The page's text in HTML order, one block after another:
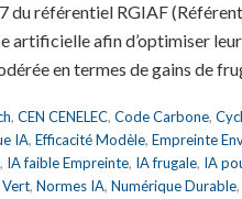
référentiel RGIAF
artificielle afin d’optimiser
en termes de gains de
, CEN CENELEC, Code Carbone,
IA, Efficacité Modèle, Empreinte
, IA faible Empreinte, IA frugale, IA
Vert, Normes IA, Numérique Durable,